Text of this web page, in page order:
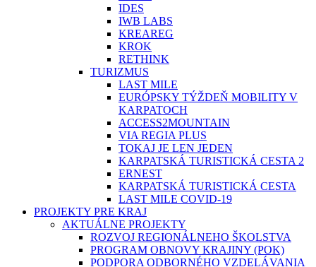
IDES
IWB LABS
KREAREG
KROK
RETHINK
TURIZMUS
LAST MILE
EURÓPSKY TÝŽDEŇ MOBILITY V
KARPATOCH
ACCESS2MOUNTAIN
VIA REGIA PLUS
TOKAJ JE LEN JEDEN
KARPATSKÁ TURISTICKÁ CESTA 2
ERNEST
KARPATSKÁ TURISTICKÁ CESTA
LAST MILE COVID-19
PROJEKTY PRE KRAJ
AKTUÁLNE PROJEKTY
ROZVOJ REGIONÁLNEHO ŠKOLSTVA
PROGRAM OBNOVY KRAJINY (POK)
PODPORA ODBORNÉHO VZDELÁVANIA